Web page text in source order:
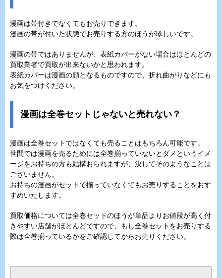
漫画は帯付きでなくてもお売りできます。
漫画の帯が付いた状態でお売りする方のほうが珍しいです。
漫画の帯ではありませんが、表紙カバーがない場合はほとんどの
買取業者で買取が出来ないかと思われます。
表紙カバーは漫画の顔となるものですので、折れ曲がりなどにも
お気をつけください。
漫画は全巻セットじゃないと売れない？
漫画は全巻セットではなくても売ることはもちろん可能です。
世間では漫画を売るためには全巻揃っていないとダメというイメ
ージをお持ちの方も結構おられますが、決してそのようなことは
ございません。
お持ちの漫画がセットで揃っていなくてもお売りすることをおす
すめいたします。
買取価格については全巻セットのほうが単品よりお値段が高く付
きやすい店舗がほとんどですので、もし全巻セットをお売りする
際は全巻揃っているかをご確認してからお売りください。